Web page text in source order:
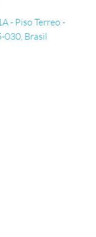
- Piso Terreo -
030, Brasil